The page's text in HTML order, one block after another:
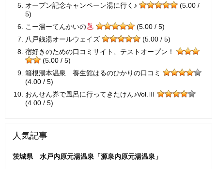
オープン記念キャンペーン湯に行く♪
(5.00 /
5)
こー湯ーてんかいの
(5.00 / 5)
八戸銭湯オールウェイズ
(5.00 / 5)
宿好きのための口コミサイト、テストオープン！
(5.00 / 5)
箱根湯本温泉 養生館はるのひかりの口コミ
(4.00 / 5)
おんせん券で風呂に行ってきたけん♪Vol.Ⅲ
(4.00 / 5)
人気記事
茨城県 水戸内原元湯温泉「源泉内原元湯温泉」